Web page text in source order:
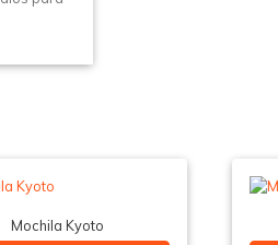
Mochila Kyoto